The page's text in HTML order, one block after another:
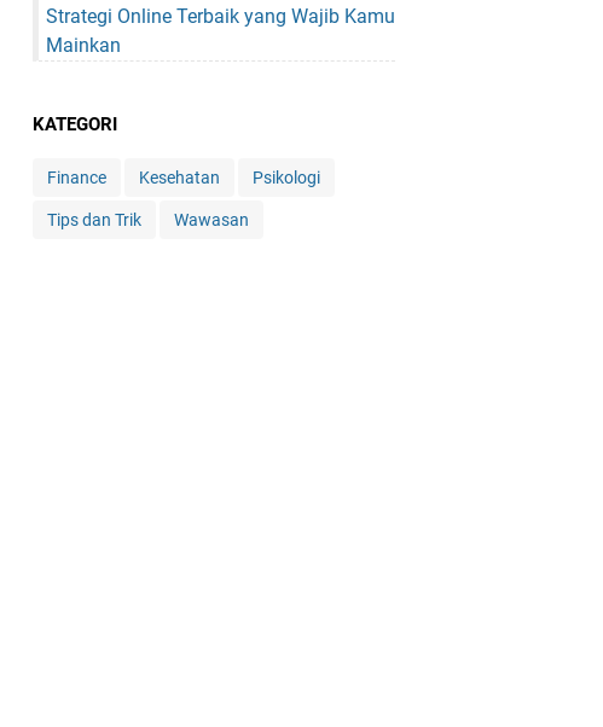
Strategi Online Terbaik yang Wajib Kamu
Mainkan
KATEGORI
Finance Kesehatan Psikologi
Tips dan Trik Wawasan